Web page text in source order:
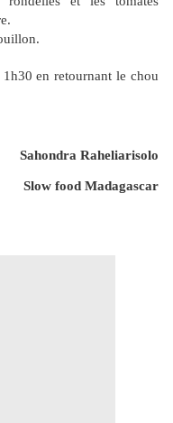
en retournant le chou
Sahondra Raheliarisolo
Slow food Madagascar